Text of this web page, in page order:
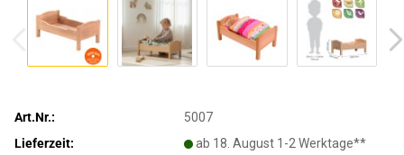
Art.Nr.:
5007
Lieferzeit:
ab 18. August 1-2 Werktage**